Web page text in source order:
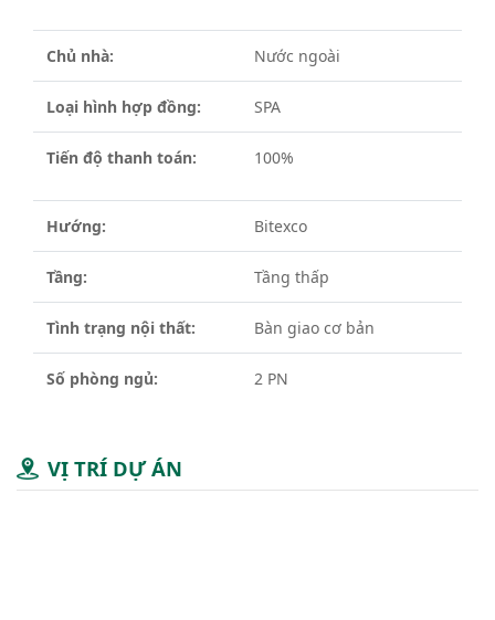
Chủ nhà: Nước ngoài
Loại hình hợp đồng: SPA
Tiến độ thanh toán: 100%
Hướng: Bitexco
Tầng: Tầng thấp
Tình trạng nội thất: Bàn giao cơ bản
Số phòng ngủ: 2 PN
VỊ TRÍ DỰ ÁN